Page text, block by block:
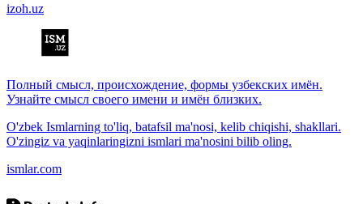
izoh.uz
Полный смысл, происхождение, формы узбекских имён.
Узнайте смысл своего имени и имён близких.
O'zbek Ismlarning to'liq, batafsil ma'nosi, kelib chiqishi, shakllari.
O'zingiz va yaqinlaringizni ismlari ma'nosini bilib oling.
ismlar.com